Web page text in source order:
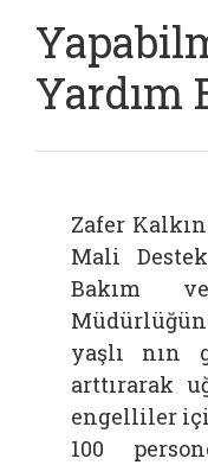
Yardım
Zafer
Mali
Bakım
yaşlı nın
arttırarak
engelliler
100